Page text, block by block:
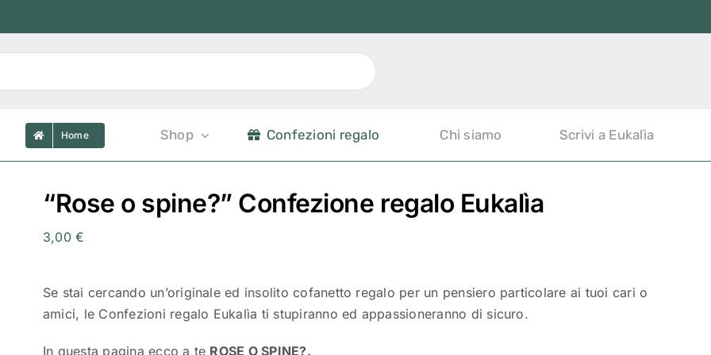
Home Shop Confezioni regalo Chi siamo Scrivi a Eukalìa
“Rose o spine?” Confezione regalo Eukalìa
3,00€
Se stai cercando un’originale ed insolito cofanetto regalo per un pensiero particolare ai tuoi cari o
amici, le Confezioni regalo Eukalìa ti stupiranno ed appassioneranno di sicuro.
In questa pagina ecco a te ROSE O SPINE?.